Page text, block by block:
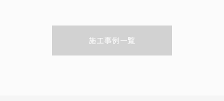
施工事例一覧